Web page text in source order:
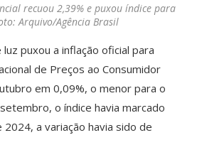
recuou 2,39% e puxou índice para
Arquivo/Agência Brasil
puxou a inflação oficial para
de Preços ao Consumidor
em 0,09%, o menor para o
o índice havia marcado
a variação havia sido de